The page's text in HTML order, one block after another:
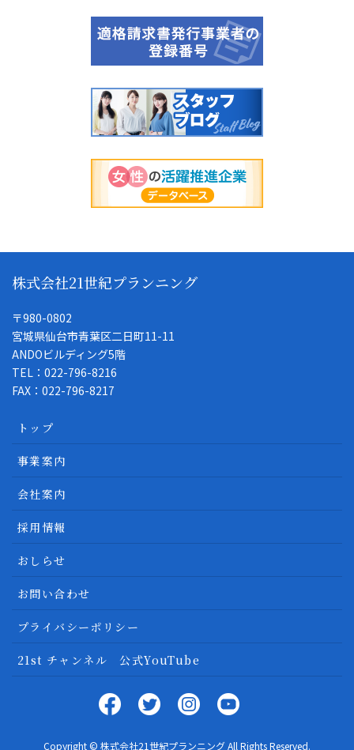
株式会社21世紀プランニング
〒980-0802
宮城県仙台市青葉区二日町11-11
ANDOビルディング5階
TEL：022-796-8216
FAX：022-796-8217
トップ
事業案内
会社案内
採用情報
おしらせ
お問い合わせ
プライバシーポリシー
21st チャンネル 公式YouTube
Copyright © 株式会社21世紀プランニング All Rights Reserved.